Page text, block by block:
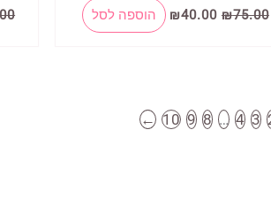
₪75.00
המחיר
המקורי
₪40.00
המחיר
הנוכחי
הוספה לסל
3
4
…
8
9
10
←